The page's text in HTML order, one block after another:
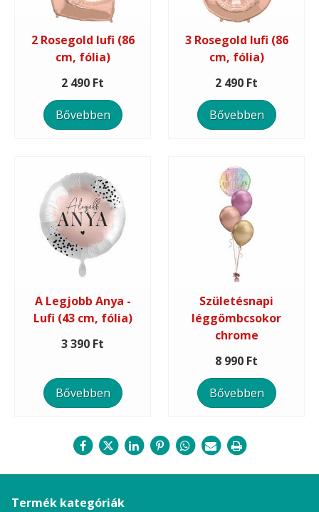
2 Rosegold lufi (86
cm, fólia)
2 490 Ft
Bővebben
3 Rosegold lufi (86
cm, fólia)
2 490 Ft
Bővebben
A Legjobb Anya -
Lufi (43 cm, fólia)
3 390 Ft
Bővebben
Születésnapi
léggömbcsokor
chrome
8 990 Ft
Bővebben
Termék kategóriák